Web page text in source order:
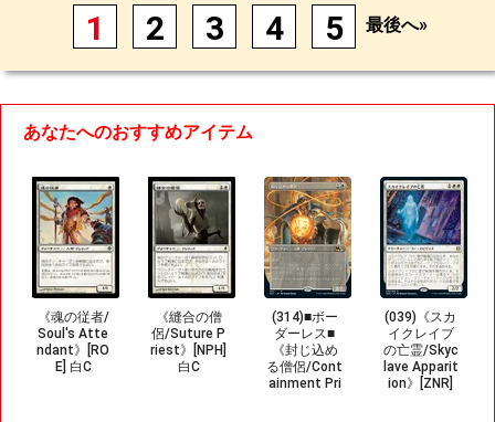
1 2 3 4 5 最後へ»
あなたへのおすすめアイテム
《魂の従者/
Soul's Atte
ndant》[RO
E] 白C
《縫合の僧
侶/Suture P
riest》[NPH]
白C
(314)■ボー
ダーレス■
《封じ込め
る僧侶/Cont
ainment Pri
(039)《スカ
イクレイブ
の亡霊/Skyc
lave Apparit
ion》[ZNR]